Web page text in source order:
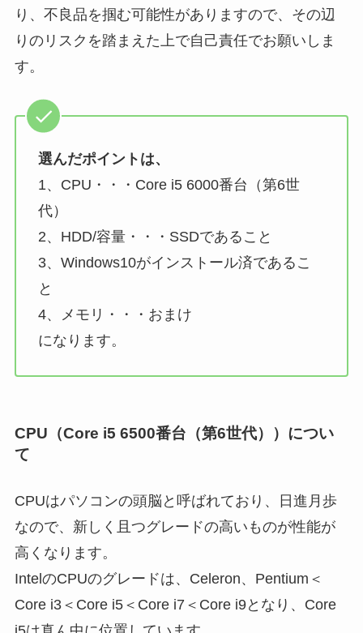
り、不良品を掴む可能性がありますので、その辺
りのリスクを踏まえた上で自己責任でお願いしま
す。
選んだポイントは、
1、CPU・・・Core i5 6000番台（第6世
代）
2、HDD/容量・・・SSDであること
3、Windows10がインストール済であるこ
と
4、メモリ・・・おまけ
になります。
CPU（Core i5 6500番台（第6世代））につい
て
CPUはパソコンの頭脳と呼ばれており、日進月歩
なので、新しく且つグレードの高いものが性能が
高くなります。
IntelのCPUのグレードは、Celeron、Pentium＜
Core i3＜Core i5＜Core i7＜Core i9となり、Core